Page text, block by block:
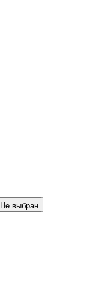
Не выбран